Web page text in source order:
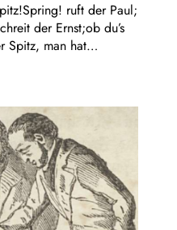
ruft der Paul;
der Ernst;ob du’s
Spitz, man hat…